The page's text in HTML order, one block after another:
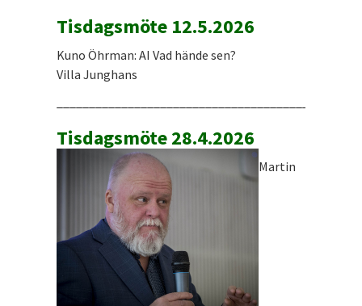
Tisdagsmöte 12.5.2026
Kuno Öhrman: AI Vad hände sen?
Villa Junghans
Tisdagsmöte 28.4.2026
Martin